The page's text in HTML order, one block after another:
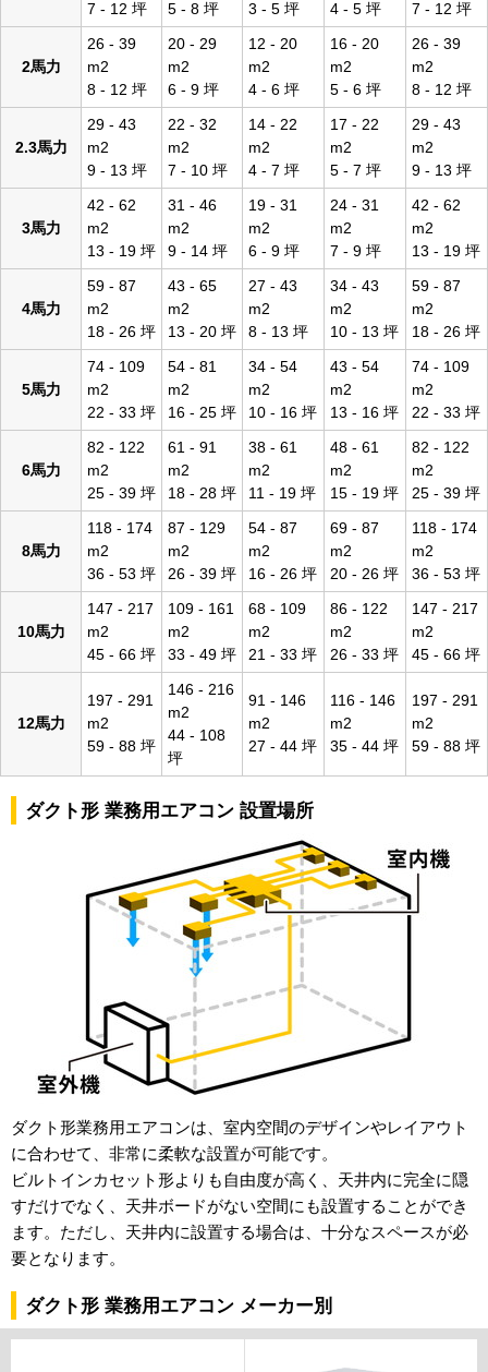
7 - 12 坪 5 - 8 坪 3 - 5 坪 4 - 5 坪 7 - 12 坪
2馬力
26 - 39
m2
8 - 12 坪
20 - 29
m2
6 - 9 坪
12 - 20
m2
4 - 6 坪
16 - 20
m2
5 - 6 坪
26 - 39
m2
8 - 12 坪
2.3馬力
29 - 43
m2
9 - 13 坪
22 - 32
m2
7 - 10 坪
14 - 22
m2
4 - 7 坪
17 - 22
m2
5 - 7 坪
29 - 43
m2
9 - 13 坪
3馬力
42 - 62
m2
13 - 19 坪
31 - 46
m2
9 - 14 坪
19 - 31
m2
6 - 9 坪
24 - 31
m2
7 - 9 坪
42 - 62
m2
13 - 19 坪
4馬力
59 - 87
m2
18 - 26 坪
43 - 65
m2
13 - 20 坪
27 - 43
m2
8 - 13 坪
34 - 43
m2
10 - 13 坪
59 - 87
m2
18 - 26 坪
5馬力
74 - 109
m2
22 - 33 坪
54 - 81
m2
16 - 25 坪
34 - 54
m2
10 - 16 坪
43 - 54
m2
13 - 16 坪
74 - 109
m2
22 - 33 坪
6馬力
82 - 122
m2
25 - 39 坪
61 - 91
m2
18 - 28 坪
38 - 61
m2
11 - 19 坪
48 - 61
m2
15 - 19 坪
82 - 122
m2
25 - 39 坪
8馬力
118 - 174
m2
36 - 53 坪
87 - 129
m2
26 - 39 坪
54 - 87
m2
16 - 26 坪
69 - 87
m2
20 - 26 坪
118 - 174
m2
36 - 53 坪
10馬力
147 - 217
m2
45 - 66 坪
109 - 161
m2
33 - 49 坪
68 - 109
m2
21 - 33 坪
86 - 122
m2
26 - 33 坪
147 - 217
m2
45 - 66 坪
12馬力
197 - 291
m2
59 - 88 坪
146 - 216
m2
44 - 108
坪
91 - 146
m2
27 - 44 坪
116 - 146
m2
35 - 44 坪
197 - 291
m2
59 - 88 坪
ダクト形 業務用エアコン 設置場所
ダクト形業務用エアコンは、室内空間のデザインやレイアウト
に合わせて、非常に柔軟な設置が可能です。
ビルトインカセット形よりも自由度が高く、天井内に完全に隠
すだけでなく、天井ボードがない空間にも設置することができ
ます。ただし、天井内に設置する場合は、十分なスペースが必
要となります。
ダクト形 業務用エアコン メーカー別